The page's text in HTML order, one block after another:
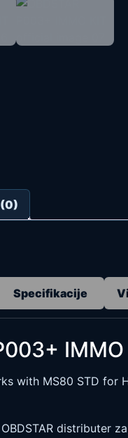
Specifikacije
with MS80 STD for
distributer